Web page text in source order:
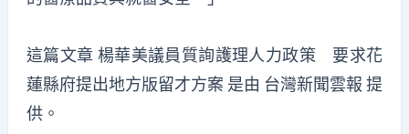
這篇文章 楊華美議員質詢護理人力政策 要求花
蓮縣府提出地方版留才方案 是由 台灣新聞雲報 提
供。